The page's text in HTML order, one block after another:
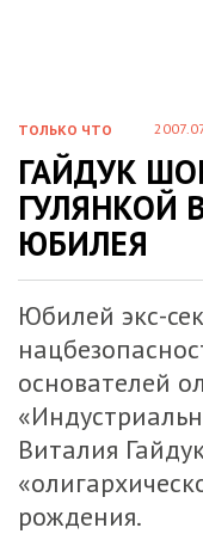
ТОЛЬКО ЧТО
ГАЙДУК
ГУЛЯНКОЙ
ЮБИЛЕЯ
Юбилей экс-
основателей
Виталия
рождения.